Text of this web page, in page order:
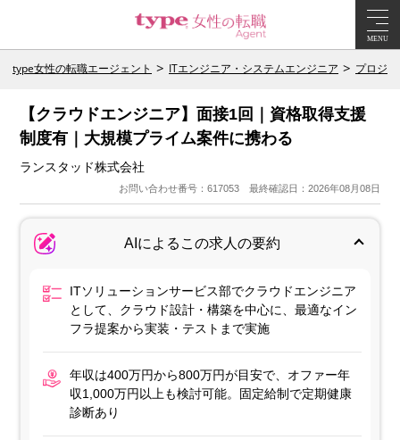
MENU
type女性の転職エージェント ITエンジニア・システムエンジニア プロジ
【クラウドエンジニア】面接1回｜資格取得支援
制度有｜大規模プライム案件に携わる
ランスタッド株式会社
お問い合わせ番号：617053 最終確認日：2026年08月08日
AIによるこの求人の要約
ITソリューションサービス部でクラウドエンジニア
として、クラウド設計・構築を中心に、最適なイン
フラ提案から実装・テストまで実施
年収は400万円から800万円が目安で、オファー年
収1,000万円以上も検討可能。固定給制で定期健康
診断あり